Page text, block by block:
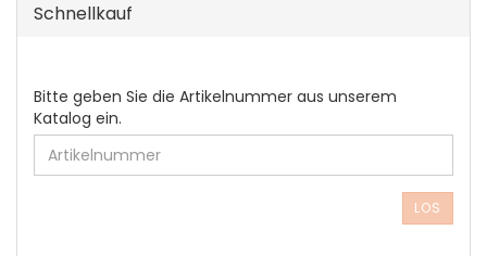
Schnellkauf
BITTE
GEBEN
SIE
DIE
ARTIKELNUMMER
Bitte geben Sie die Artikelnummer aus unserem
Katalog ein.
LOS